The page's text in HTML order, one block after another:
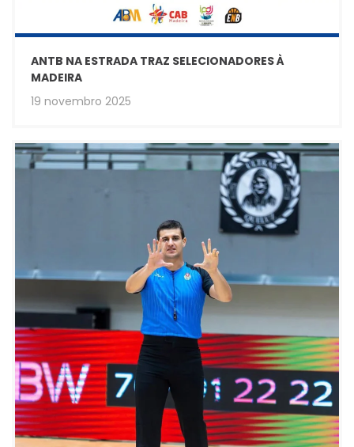
ANTB NA ESTRADA TRAZ SELECIONADORES À
MADEIRA
19 novembro 2025